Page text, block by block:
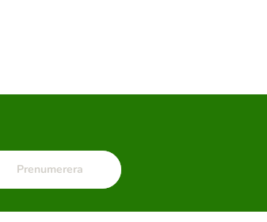
Prenumerera